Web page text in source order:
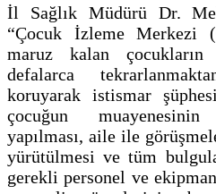
İl Sağlık Müdürü Dr.
“Çocuk İzleme Merkezi
maruz kalan çocukların
defalarca
koruyarak istismar
çocuğun
yapılması, aile ile
yürütülmesi ve tüm
gerekli personel ve